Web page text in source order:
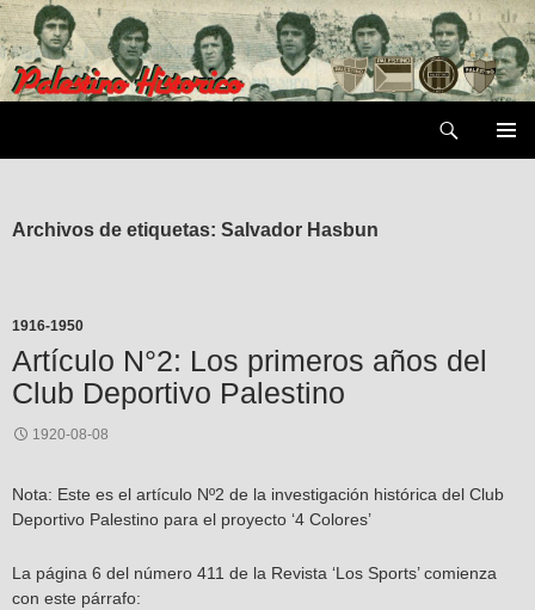
Saltar
al
contenido
Archivos de etiquetas: Salvador Hasbun
1916-1950
Artículo N°2: Los primeros años del
Club Deportivo Palestino
1920-08-08
Nota: Este es el artículo Nº2 de la investigación histórica del Club
Deportivo Palestino para el proyecto ‘4 Colores’
La página 6 del número 411 de la Revista ‘Los Sports’ comienza
con este párrafo: